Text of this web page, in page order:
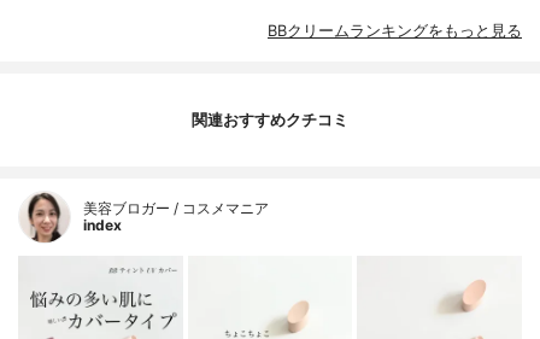
BBクリームランキングをもっと見る
関連おすすめクチコミ
美容ブロガー / コスメマニア
index